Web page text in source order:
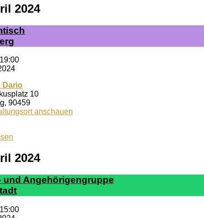
2024
19:00
Dario
10
,90459
anschauen
2024
und An­ge­hör­ig­en­grup­pe
15:00